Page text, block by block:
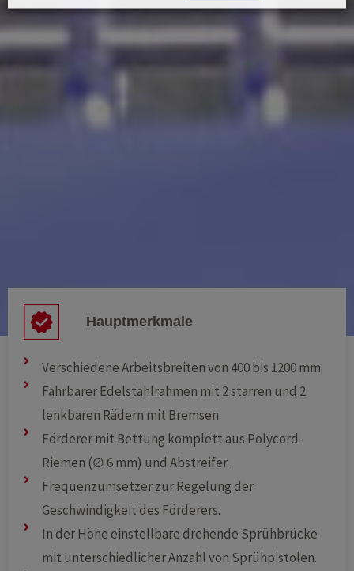
Hauptmerkmale
Verschiedene Arbeitsbreiten von 400 bis 1200 mm.
Fahrbarer Edelstahlrahmen mit 2 starren und 2
lenkbaren Rädern mit Bremsen.
Förderer mit Bettung komplett aus Polycord-
Riemen (∅ 6 mm) und Abstreifer.
Frequenzumsetzer zur Regelung der
Geschwindigkeit des Förderers.
In der Höhe einstellbare drehende Sprühbrücke
mit unterschiedlicher Anzahl von Sprühpistolen.